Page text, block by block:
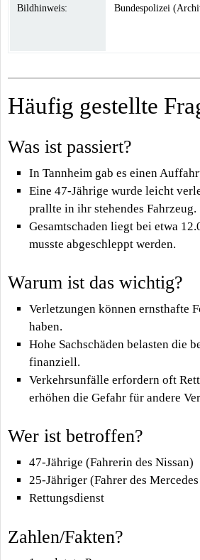
Bildhinweis: Bundespolizei
Häufig gestellte
Was ist passiert?
In Tannheim gab es einen
Eine 47-Jährige wurde leicht
prallte in ihr stehendes Fahrzeug.
Gesamtschaden liegt bei etwa
musste abgeschleppt werden.
Warum ist das wichtig?
Verletzungen können ernsthafte
haben.
Hohe Sachschäden belasten die
finanziell.
Verkehrsunfälle erfordern oft
erhöhen die Gefahr für andere
Wer ist betroffen?
47-Jährige (Fahrerin des Nissan)
25-Jähriger (Fahrer des
Rettungsdienst
Zahlen/Fakten?